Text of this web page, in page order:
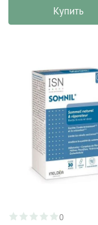
Купить
0